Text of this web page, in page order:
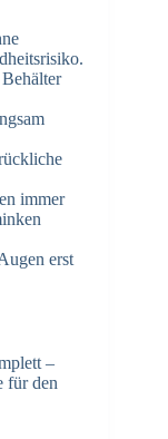
immer
erst
–
für den